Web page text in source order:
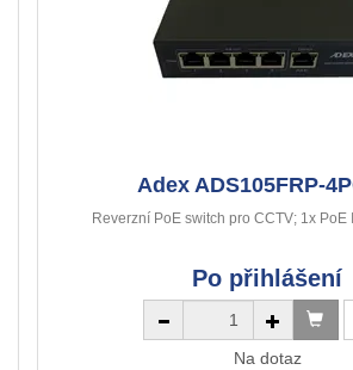
Adex ADS105FRP-
Reverzní PoE switch pro CCTV; 1x PoE
Po přihlášení
Na dotaz